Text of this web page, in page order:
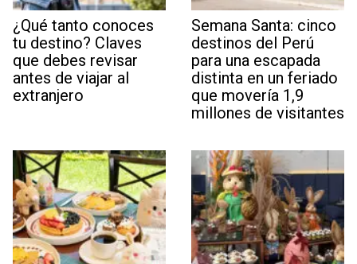
¿Qué tanto conoces
tu destino? Claves
que debes revisar
antes de viajar al
extranjero
Semana Santa: cinco
destinos del Perú
para una escapada
distinta en un feriado
que movería 1,9
millones de visitantes